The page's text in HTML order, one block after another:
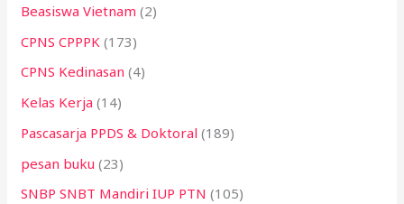
Beasiswa Vietnam (2)
CPNS CPPPK (173)
CPNS Kedinasan (4)
Kelas Kerja (14)
Pascasarja PPDS & Doktoral (189)
pesan buku (23)
SNBP SNBT Mandiri IUP PTN (105)